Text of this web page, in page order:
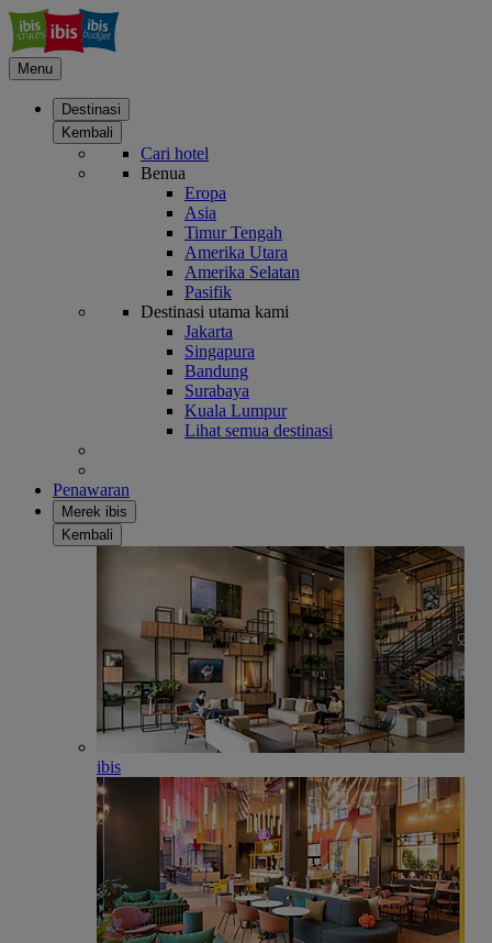
Menu
Destinasi
Kembali
Cari hotel
Benua
Eropa
Asia
Timur Tengah
Amerika Utara
Amerika Selatan
Pasifik
Destinasi utama kami
Jakarta
Singapura
Bandung
Surabaya
Kuala Lumpur
Lihat semua destinasi
Penawaran
Merek ibis
Kembali
ibis